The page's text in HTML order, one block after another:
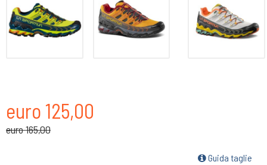
euro 125,00
euro 165,00
Guida taglie